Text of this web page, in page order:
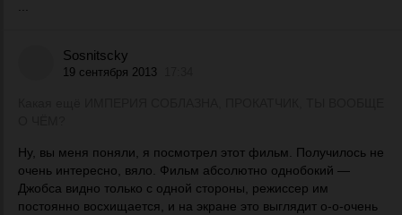
Sosnitscky
19 сентября 2013
Ну, вы меня поняли, я посмотрел этот фильм. Получилось не
очень интересно, вяло. Фильм абсолютно однобокий —
Джобса видно только с одной стороны, режиссер им
постоянно восхищается, и на экране это выглядит о-о-очень